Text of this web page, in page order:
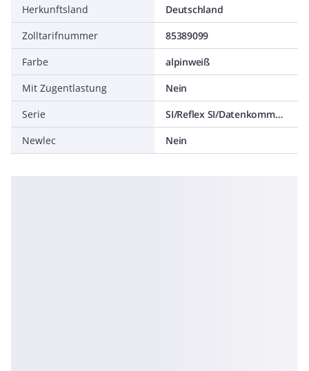
Herkunftsland
Deutschland
Zolltarifnummer
85389099
Farbe
alpinweiß
Mit Zugentlastung
Nein
Serie
SI/Reflex SI/Datenkommunikation
Newlec
Nein